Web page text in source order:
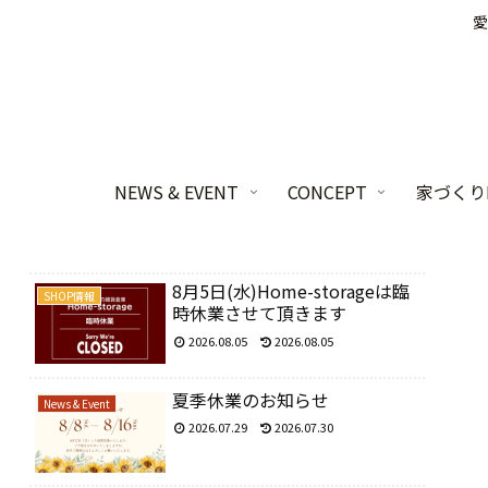
NEWS & EVENT CONCEPT 家づく
SHOP情報
8月5日(水)Home-storageは臨
時休業させて頂きます
2026.08.05 2026.08.05
News & Event 夏季休業のお知らせ
2026.07.29 2026.07.30